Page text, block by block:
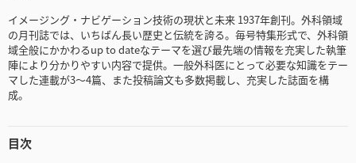
イメージング・ナビゲーション技術の現状と未来 1937年創刊。外科領域
の月刊誌では、いちばん長い歴史と伝統を誇る。毎号特集形式で、外科領
域全般にかかわるup to dateなテーマを選び最先端の情報を充実した執筆
陣により分かりやすい内容で提供。一般外科医にとって必要な知識をテー
マした連載が3～4篇、また投稿論文も多数掲載し、充実した誌面を構
成。
目次